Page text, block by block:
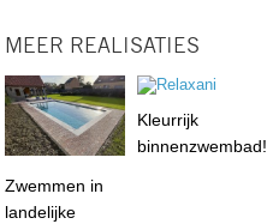
MEER REALISATIES
Zwemmen in
landelijke
Kleurrijk
binnenzwembad!